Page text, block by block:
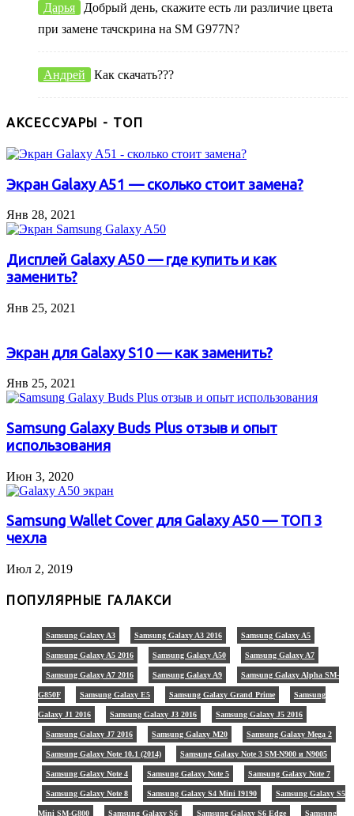
Дарья
Добрый день, скажите есть ли различие цвета
при замене тачскрина на SM G977N?
Андрей Как скачать???
АКСЕССУАРЫ - ТОП
Экран Galaxy A51 — сколько стоит замена?
Янв 28, 2021
Дисплей Galaxy A50 — где купить и как
заменить?
Янв 25, 2021
Экран для Galaxy S10 — как заменить?
Янв 25, 2021
Samsung Galaxy Buds Plus отзыв и опыт
использования
Июн 3, 2020
Samsung Wallet Cover для Galaxy A50 — ТОП 3
чехла
Июл 2, 2019
ПОПУЛЯРНЫЕ ГАЛАКСИ
Samsung Galaxy A3 Samsung Galaxy A3 2016 Samsung Galaxy A5
Samsung Galaxy A5 2016 Samsung Galaxy A50 Samsung Galaxy A7
Samsung Galaxy A7 2016 Samsung Galaxy A9 Samsung Galaxy Alpha SM-
G850F Samsung Galaxy E5 Samsung Galaxy Grand Prime Samsung
Galaxy J1 2016 Samsung Galaxy J3 2016 Samsung Galaxy J5 2016
Samsung Galaxy J7 2016 Samsung Galaxy M20 Samsung Galaxy Mega 2
Samsung Galaxy Note 10.1 (2014) Samsung Galaxy Note 3 SM-N900 и N9005
Samsung Galaxy Note 4 Samsung Galaxy Note 5 Samsung Galaxy Note 7
Samsung Galaxy Note 8 Samsung Galaxy S4 Mini I9190 Samsung Galaxy S5
Mini SM-G800 Samsung Galaxy S6 Samsung Galaxy S6 Edge Samsung